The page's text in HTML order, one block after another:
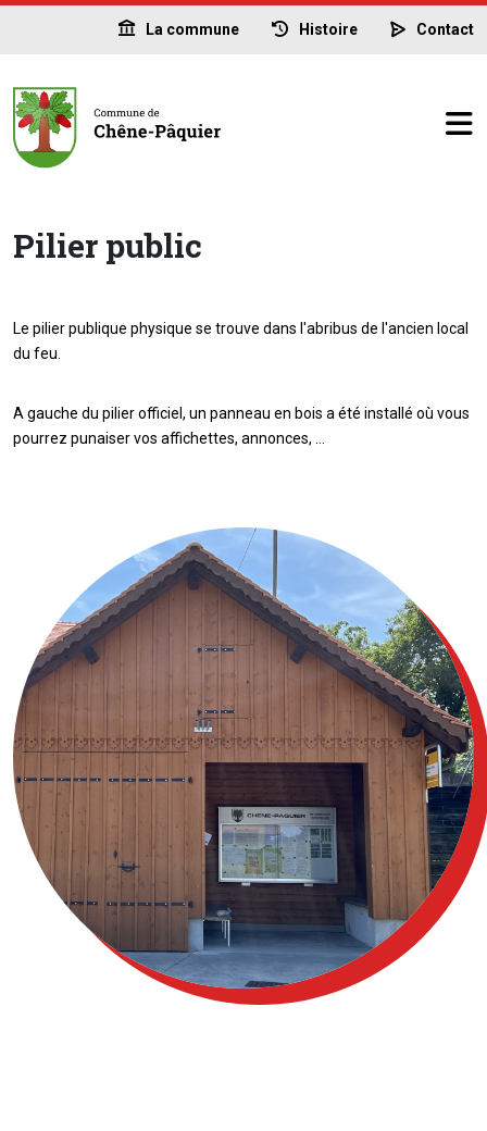
La commune Histoire Contact
Pilier public
Le pilier publique physique se trouve dans l'abribus de l'ancien local
du feu.
A gauche du pilier officiel, un panneau en bois a été installé où vous
pourrez punaiser vos affichettes, annonces, …